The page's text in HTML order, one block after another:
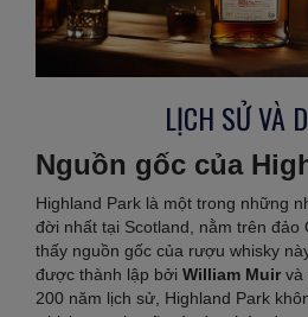
LỊCH SỬ VÀ
Nguồn gốc của
Highland Park là một trong những
đời nhất tại Scotland, nằm trên đảo
thấy nguồn gốc của rượu whisky
được thành lập bởi William Muir và
200 năm lịch sử, Highland Park